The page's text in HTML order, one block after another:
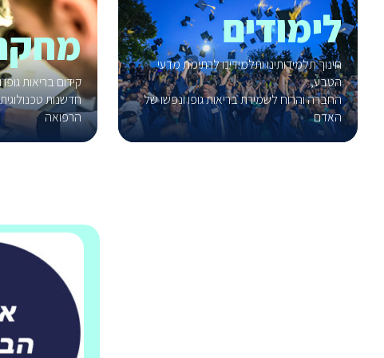
לימודים
חינוך תלמידותינו ותלמידינו לרתימת מדעי
הטבע,
החברה והרוח לשמירת בריאות גופו ונפשו של
האדם
קידום בריאות
חדשנות
הרפואה